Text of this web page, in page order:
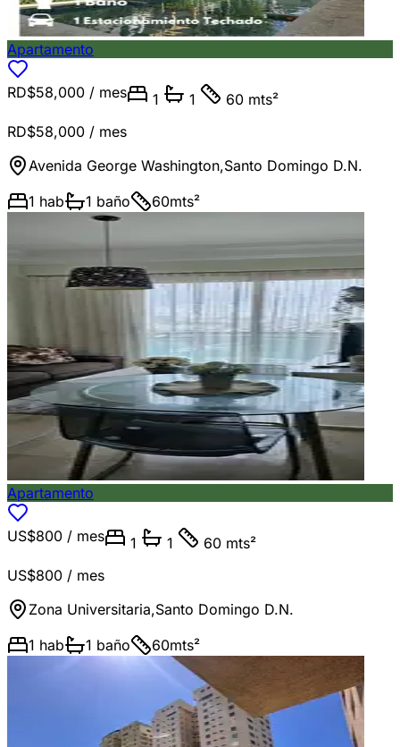
Apartamento
RD$58,000 / mes 1 1
60 mts²
RD$58,000 / mes
Avenida George Washington,Santo Domingo D.N.
1 hab 1 baño 60mts²
Apartamento
US$800 / mes 1 1
60 mts²
US$800 / mes
Zona Universitaria,Santo Domingo D.N.
1 hab 1 baño 60mts²